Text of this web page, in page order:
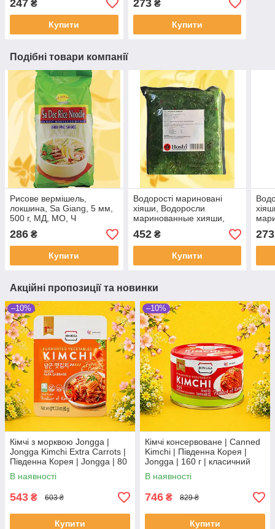
247 ₴
Купити
273₴
Купити
Подібні товари компанії
Рисове вермішель,
локшина, Sa Giang, 5 мм,
500 г, МД, МО, Ч
286 ₴
Купити
Водорості мариновані
хіяши, Водоросли
маринованные хияши,
Pickled seaweed hiyashi,
Hoshi, 500г, Китай, Ч
452₴
Купити
273
Акційні пропозиції та новинки
–10%
Кімчі з морквою Jongga |
Jongga Kimchi Extra Carrots |
Південна Корея | Jongga | 80
г | пробіотичний смак та
користь По
В наявності
543 ₴ 603 ₴
Купити
–10%
Кімчі консервоване | Canned
Kimchi | Південна Корея |
Jongga | 160 г | класичний
корейський смак По
В наявності
746 ₴ 829 ₴
Купити